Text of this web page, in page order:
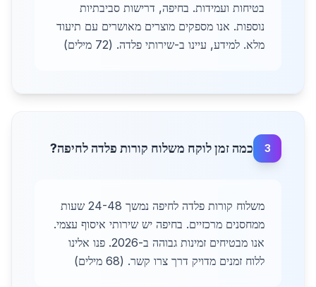
בטיחות ועמידות. בחיפה, דרישות סביבתיות
נוספות. אנו מספקים מוצרים מאושרים עם תיעוד
מלא. למידע, עיינו ב-שירותי פלדה. (72 מילים)
3 כמה זמן לוקח משלוח קורות פלדה לחיפה?
משלוח קורות פלדה לחיפה נמשך 24-48 שעות
ממחסנים מרכזיים. בחיפה יש שירותי איסוף עצמי.
אנו מבטיחים זמינות גבוהה ב-2026. פנו אלינו
ללוח זמנים מדויק דרך צרו קשר. (68 מילים)